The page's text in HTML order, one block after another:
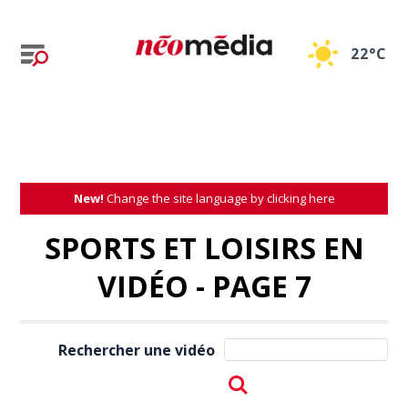
22°C
New! Change the site language by clicking here
SPORTS ET LOISIRS EN
VIDÉO - PAGE 7
Rechercher une vidéo